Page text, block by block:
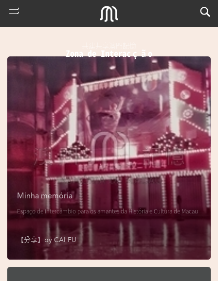
搜
Zona de Interacção
Minha memória
Espaço de intercâmbio para os amantes da História e Cultura de Macau
【分享】by CAI FU